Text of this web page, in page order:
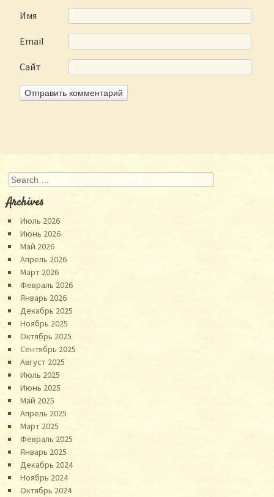
Имя
Email
Сайт
Search
Archives
Июль 2026
Июнь 2026
Май 2026
Апрель 2026
Март 2026
Февраль 2026
Январь 2026
Декабрь 2025
Ноябрь 2025
Октябрь 2025
Сентябрь 2025
Август 2025
Июль 2025
Июнь 2025
Май 2025
Апрель 2025
Март 2025
Февраль 2025
Январь 2025
Декабрь 2024
Ноябрь 2024
Октябрь 2024